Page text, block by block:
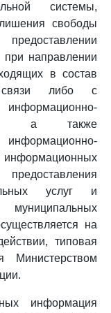
системы,
свободы
направлении
в состав
связи либо с
а также
информационно-
информационных
услуг и
муниципальных
на
типовая
Министерством
информация